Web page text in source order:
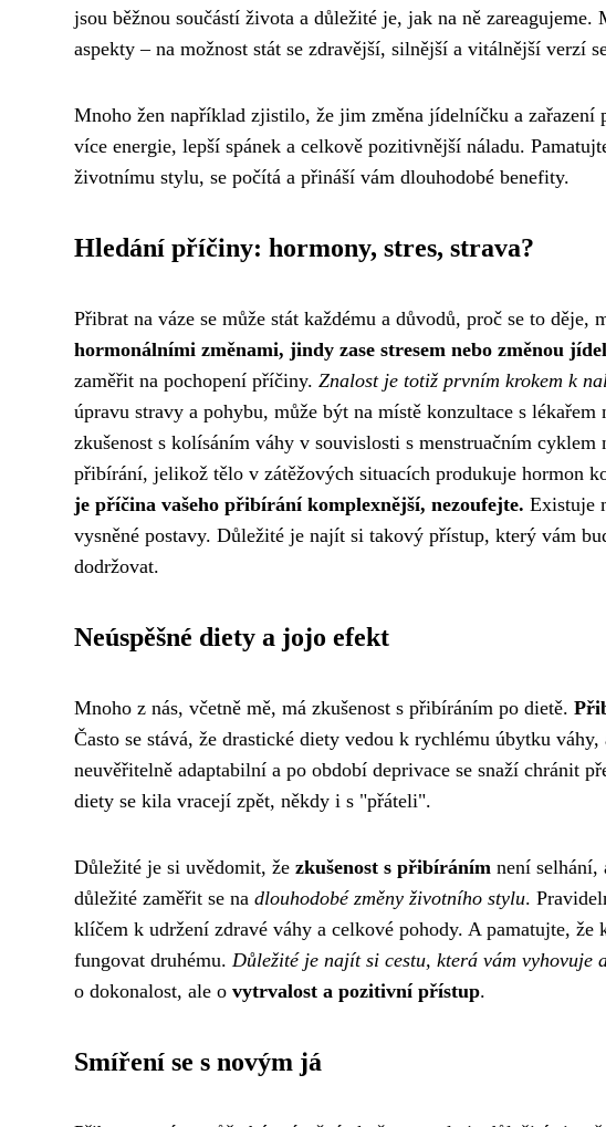
jsou běžnou součástí života a důležité je, jak na ně
aspekty – na možnost stát se zdravější, silnější a vitálnější verzí
Mnoho žen například zjistilo, že jim změna jídelníčku a zařazení
více energie, lepší spánek a celkově pozitivnější náladu.
životnímu stylu, se počítá a přináší vám dlouhodobé benefity.
Hledání příčiny: hormony, stres, strava?
Přibrat na váze se může stát každému a důvodů, proč se to děje,
hormonálními změnami, jindy zase stresem nebo změnou
zaměřit na pochopení příčiny. Znalost je totiž prvním krokem k
úpravu stravy a pohybu, může být na místě konzultace s
zkušenost s kolísáním váhy v souvislosti s menstruačním cyklem
přibírání, jelikož tělo v zátěžových situacích produkuje hormon
je příčina vašeho přibírání komplexnější, nezoufejte. Existuje
vysněné postavy. Důležité je najít si takový přístup, který vám
dodržovat.
Neúspěšné diety a jojo efekt
Mnoho z nás, včetně mě, má zkušenost s přibíráním po dietě.
Často se stává, že drastické diety vedou k rychlému úbytku
neuvěřitelně adaptabilní a po období deprivace se snaží chránit
diety se kila vracejí zpět, někdy i s "přáteli".
Důležité je si uvědomit, že zkušenost s přibíráním není
důležité zaměřit se na dlouhodobé změny životního stylu.
klíčem k udržení zdravé váhy a celkové pohody. A pamatujte,
fungovat druhému. Důležité je najít si cestu, která vám vyhovuje
o dokonalost, ale o vytrvalost a pozitivní přístup.
Smíření se s novým já